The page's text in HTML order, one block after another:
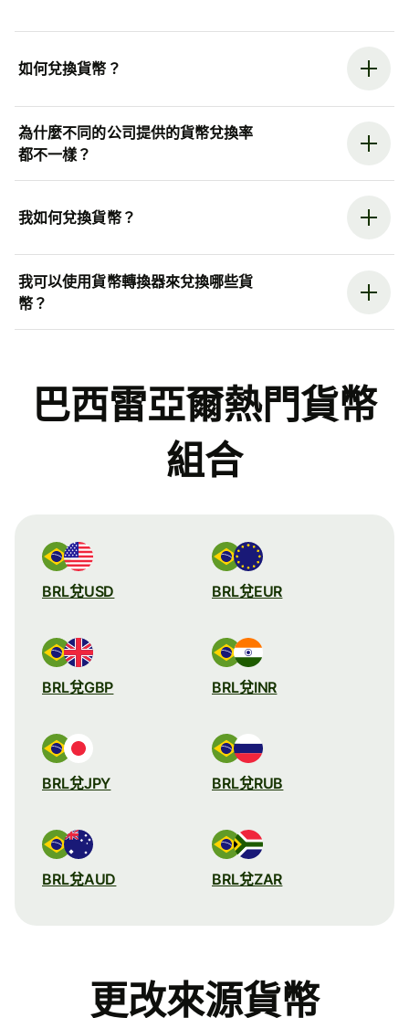
如何兌換貨幣？
為什麼不同的公司提供的貨幣兌換率
都不一樣？
我如何兌換貨幣？
我可以使用貨幣轉換器來兌換哪些貨
幣？
巴西雷亞爾熱門貨幣
組合
BRL兌USD BRL兌EUR
BRL兌GBP BRL兌INR
BRL兌JPY BRL兌RUB
BRL兌AUD BRL兌ZAR
更改來源貨幣